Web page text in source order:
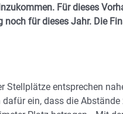
Für dieses
noch für dieses Jahr. Die
Stellplätze entsprechen
ein, dass die